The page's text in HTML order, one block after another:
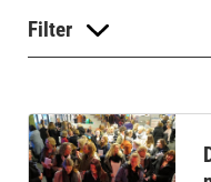
Filter